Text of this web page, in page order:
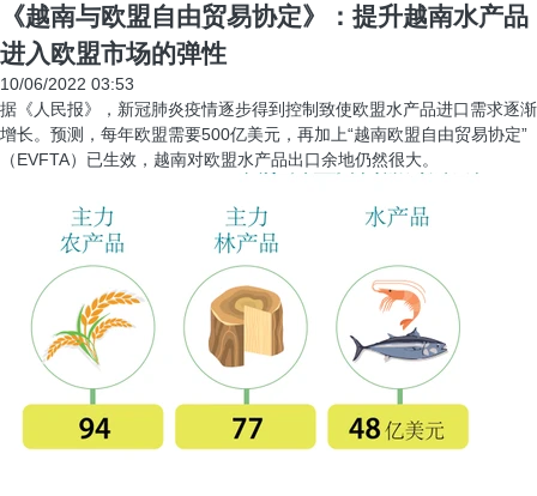
《越南与欧盟自由贸易协定》：提升越南水产品
进入欧盟市场的弹性
10/06/2022 03:53
据《人民报》，新冠肺炎疫情逐步得到控制致使欧盟水产品进口需求逐渐
增长。预测，每年欧盟需要500亿美元，再加上“越南欧盟自由贸易协定”
（EVFTA）已生效，越南对欧盟水产品出口余地仍然很大。